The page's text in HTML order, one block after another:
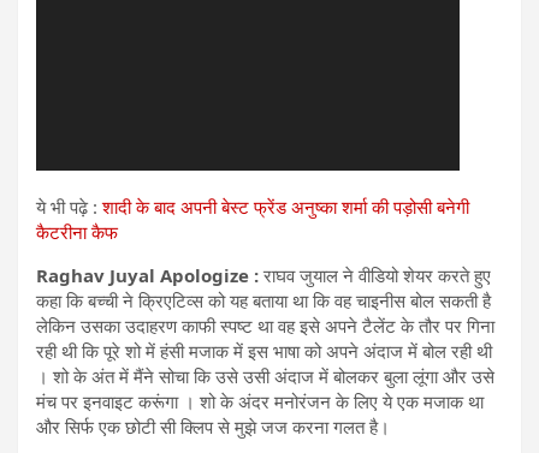
ये भी पढ़े :शादी के बाद अपनी बेस्ट फ्रेंड अनुष्का शर्मा की पड़ोसी बनेगी
कैटरीना कैफ
Raghav Juyal Apologize :राघव जुयाल ने वीडियो शेयर करते हुए
कहा कि बच्ची ने क्रिएटिव्स को यह बताया था कि वह चाइनीस बोल सकती है
लेकिन उसका उदाहरण काफी स्पष्ट था वह इसे अपने टैलेंट के तौर पर गिना
रही थी कि पूरे शो में हंसी मजाक में इस भाषा को अपने अंदाज में बोल रही थी
। शो के अंत में मैंने सोचा कि उसे उसी अंदाज में बोलकर बुला लूंगा और उसे
मंच पर इनवाइट करूंगा । शो के अंदर मनोरंजन के लिए ये एक मजाक था
और सिर्फ एक छोटी सी क्लिप से मुझे जज करना गलत है।